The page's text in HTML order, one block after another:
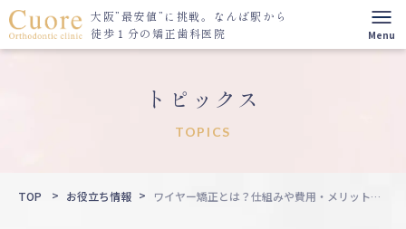
大阪”最安値”に挑戦。 なんば駅から
徒歩１分の矯正歯科医院
トピックス
TOPICS
TOP お役立ち情報
ワイヤー矯正とは？仕組みや費用・メリット・